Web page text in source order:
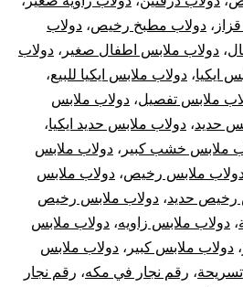
، دولاب مطبخ رخيص، دولاب
، دولاب ملابس اطفال صغير ، دولاب
ايكيا، دولاب ملابس ايكيا للبيع،
ملابس تفصيل، دولاب ملابس
حديد، دولاب ملابس حديد ايكيا،
ملابس خشب كبير ، دولاب ملابس
ملابس رخيص، دولاب ملابس
رخيص حديد، دولاب ملابس رخيص
، دولاب ملابس زاويه، دولاب ملابس
، دولاب ملابس كبير ، دولاب ملابس
، رقم نجار في مكه، رقم نجار